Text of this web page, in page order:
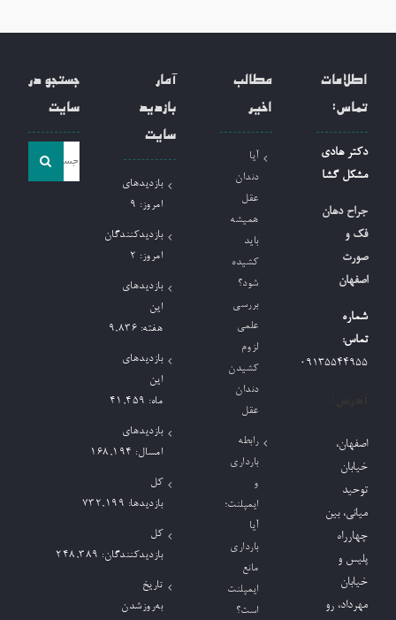
اطلاعات
تماس:
دکتر هادی
مشکل گشا
جراح دهان
فک و
صورت
اصفهان
شماره
تماس:
09135544955
اصفهان،
خیابان
توحید
میانی، بین
چهارراه
پلیس و
خیابان
مهرداد، رو
مطالب
اخیر
آیا
دندان
عقل
همیشه
باید
کشیده
شود؟
بررسی
علمی
لزوم
کشیدن
دندان
عقل
رابطه
بارداری
و
ایمپلنت؛
آیا
بارداری
مانع
ایمپلنت
است؟
آمار
بازدید
سایت
بازدیدهای
امروز: 9
بازدیدکنندگان
امروز: 2
بازدیدهای
این
هفته: 9,836
بازدیدهای
این
ماه: 41,459
بازدیدهای
امسال: 168,194
کل
بازدیدها: 732,199
کل
بازدیدکنند‌گان: 248,389
تاریخ
به‌روزشدن
جستجو در
سایت